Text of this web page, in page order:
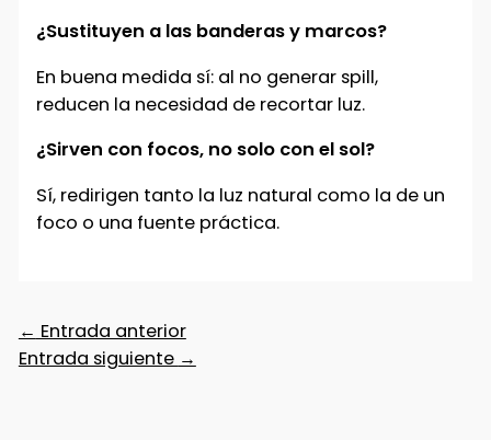
¿Sustituyen a las banderas y marcos?
En buena medida sí: al no generar spill,
reducen la necesidad de recortar luz.
¿Sirven con focos, no solo con el sol?
Sí, redirigen tanto la luz natural como la de un
foco o una fuente práctica.
← Entrada anterior
Entrada siguiente →